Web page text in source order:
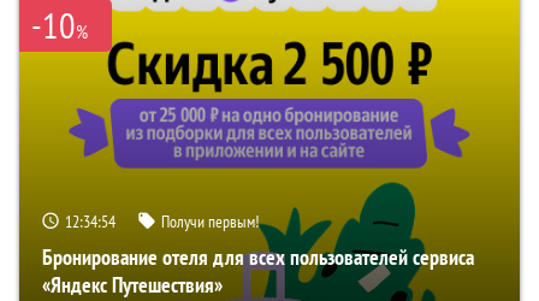
-10%
12:34:53 Получи первым!
Бронирование отеля для всех пользователей сервиса
«Яндекс Путешествия»